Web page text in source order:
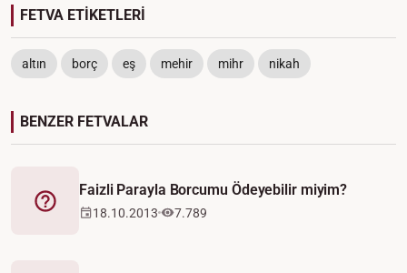
FETVA ETİKETLERİ
altın borç eş mehir mihr nikah
BENZER FETVALAR
Fetva
Faizli Parayla Borcumu Ödeyebilir miyim?
18.10.2013 7.789